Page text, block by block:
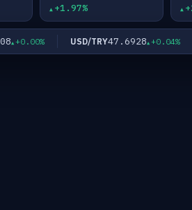
+1.97%
+0.00% USD/TRY47.6928 +0.04%